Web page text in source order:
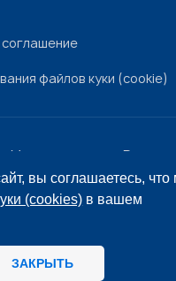
вы соглашаетесь,
(cookies) в вашем
ЗАКРЫТЬ
файлов куки (cookie)
Минпросвещения России